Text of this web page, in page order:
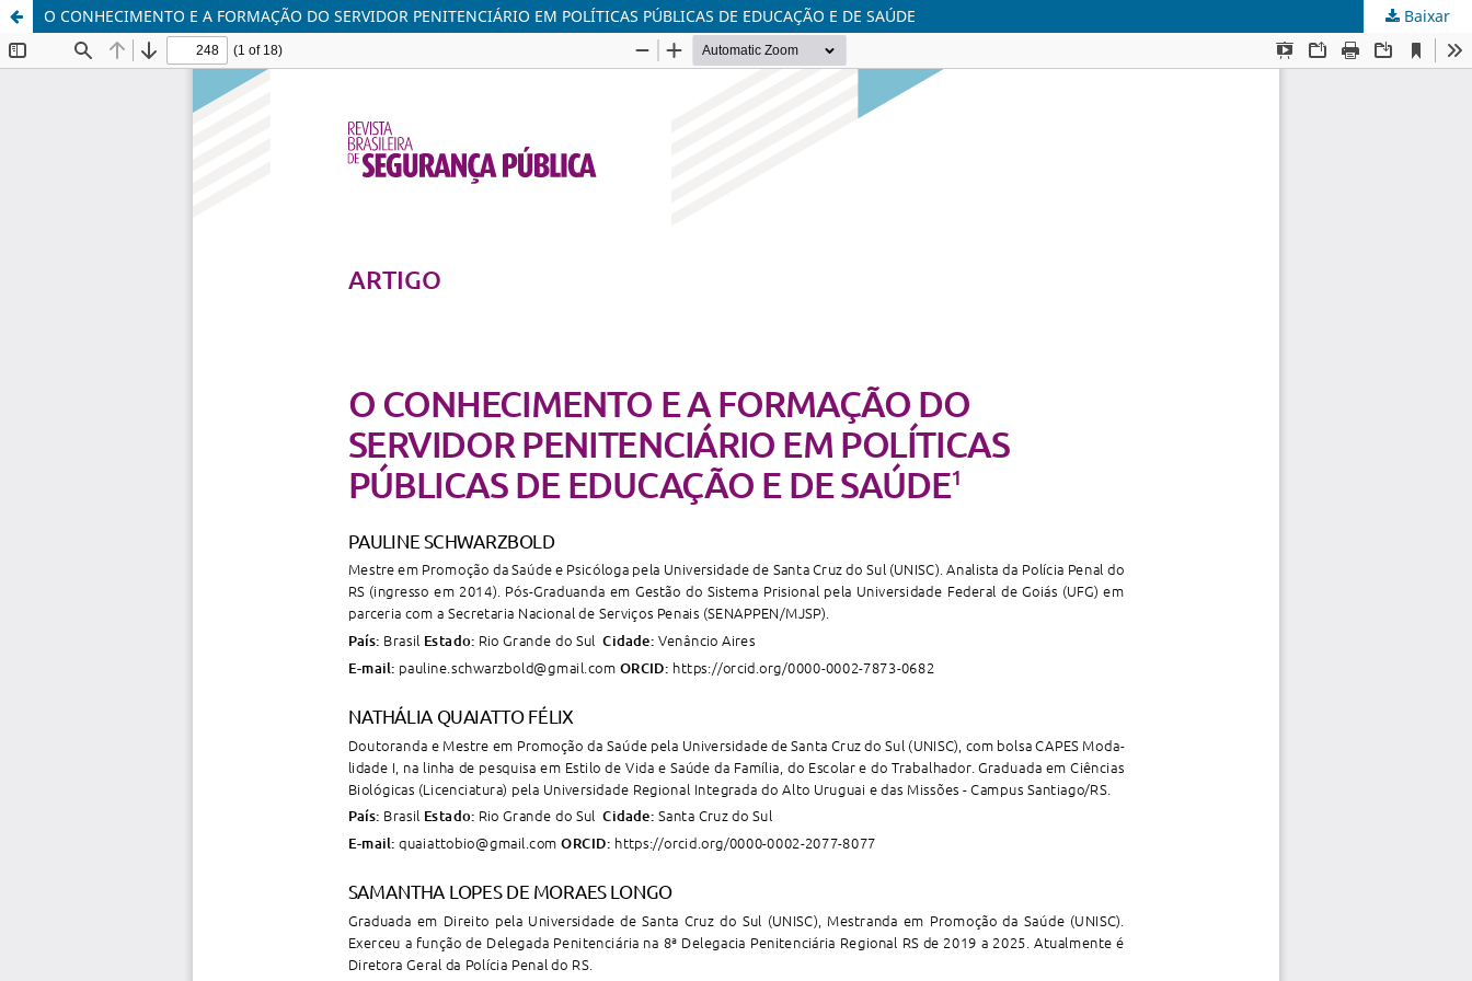
O CONHECIMENTO E A FORMAÇÃO DO SERVIDOR PENITENCIÁRIO EM POLÍTICAS PÚBLICAS DE EDUCAÇÃO E DE SAÚDE Baixar